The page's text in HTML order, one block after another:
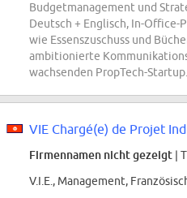
Budgetmanagement und
Deutsch + Englisch, In-Office-
wie Essenszuschuss und
ambitionierte
wachsenden PropTech-
VIE Chargé(e) de Projet
Firmennamen nicht gezeigt |
V.I.E., Management,